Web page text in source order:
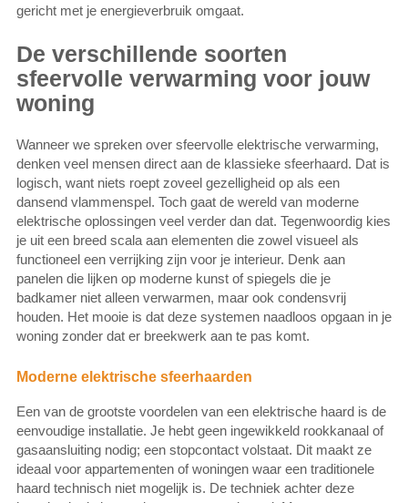
gericht met je energieverbruik omgaat.
De verschillende soorten
sfeervolle verwarming voor jouw
woning
Wanneer we spreken over sfeervolle elektrische verwarming,
denken veel mensen direct aan de klassieke sfeerhaard. Dat is
logisch, want niets roept zoveel gezelligheid op als een
dansend vlammenspel. Toch gaat de wereld van moderne
elektrische oplossingen veel verder dan dat. Tegenwoordig kies
je uit een breed scala aan elementen die zowel visueel als
functioneel een verrijking zijn voor je interieur. Denk aan
panelen die lijken op moderne kunst of spiegels die je
badkamer niet alleen verwarmen, maar ook condensvrij
houden. Het mooie is dat deze systemen naadloos opgaan in je
woning zonder dat er breekwerk aan te pas komt.
Moderne elektrische sfeerhaarden
Een van de grootste voordelen van een elektrische haard is de
eenvoudige installatie. Je hebt geen ingewikkeld rookkanaal of
gasaansluiting nodig; een stopcontact volstaat. Dit maakt ze
ideaal voor appartementen of woningen waar een traditionele
haard technisch niet mogelijk is. De techniek achter deze